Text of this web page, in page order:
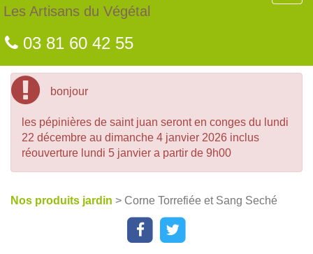
Les Artisans du Végétal
03 81 60 42 55
bonjour
les pépinières de saint juan seront en conges du lundi
22 décembre au dimanche 4 janvier 2026 inclus
réouverture lundi 5 janvier a partir de 9h00
Nos produits jardin > Corne Torrefiée et Sang Seché